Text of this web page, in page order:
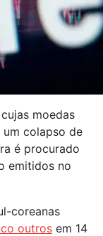
moedas
um colapso de
é procurado
emitidos no
coreanas
outros em 14